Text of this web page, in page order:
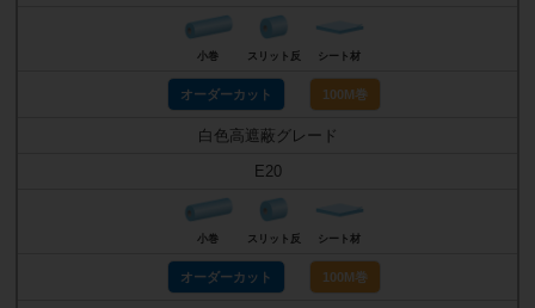
小巻 スリット反 シート材
オーダーカット 100M巻
白色高遮蔽グレード
E20
小巻 スリット反 シート材
オーダーカット 100M巻